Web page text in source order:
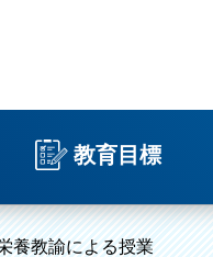
教育目標
養教諭による授業